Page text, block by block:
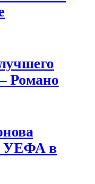
Романо
УЕФА в